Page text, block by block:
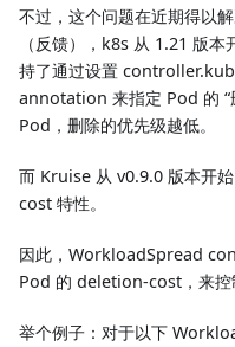
不过，这个问题在近期得以
（反馈），k8s 从 1.21 版
持了通过设置
annotation 来指定 Pod 的
Pod，删除的优先级越低。
而 Kruise 从 v0.9.0 版本开
cost 特性。
因此，WorkloadSpread
Pod 的 deletion-cost，来控
举个例子：对于以下